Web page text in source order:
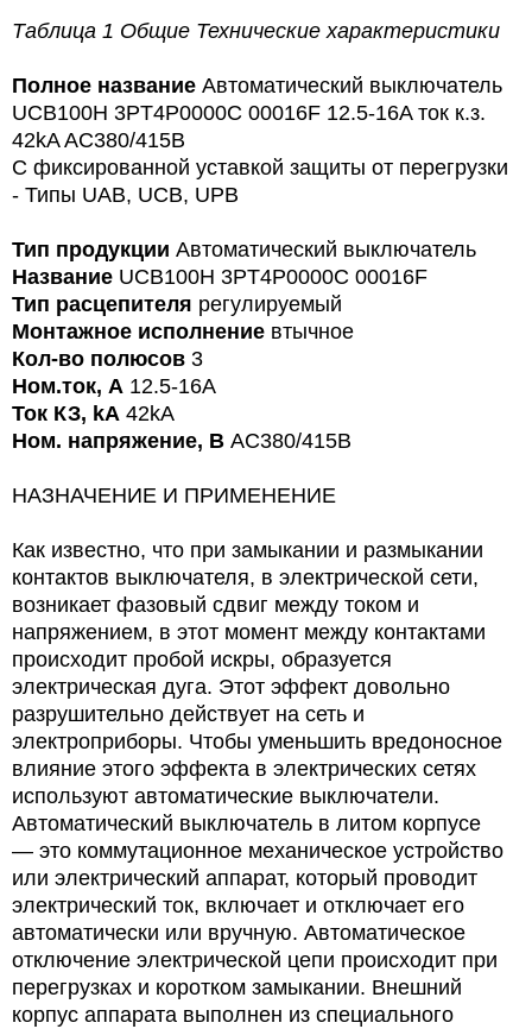
Таблица 1 Общие Технические характеристики
Полное название Автоматический выключатель
UCB100H 3PT4P0000C 00016F 12.5-16A ток к.з.
42kA AC380/415В
С фиксированной уставкой защиты от перегрузки
- Типы UAB, UCB, UPB
Тип продукции Автоматический выключатель
Название UCB100H 3PT4P0000C 00016F
Тип расцепителя регулируемый
Монтажное исполнение втычное
Кол-во полюсов 3
Ном.ток, А 12.5-16A
Ток КЗ, kA 42kA
Ном. напряжение, В AC380/415В
НАЗНАЧЕНИЕ И ПРИМЕНЕНИЕ
Как известно, что при замыкании и размыкании
контактов выключателя, в электрической сети,
возникает фазовый сдвиг между током и
напряжением, в этот момент между контактами
происходит пробой искры, образуется
электрическая дуга. Этот эффект довольно
разрушительно действует на сеть и
электроприборы. Чтобы уменьшить вредоносное
влияние этого эффекта в электрических сетях
используют автоматические выключатели.
Автоматический выключатель в литом корпусе
— это коммутационное механическое устройство
или электрический аппарат, который проводит
электрический ток, включает и отключает его
автоматически или вручную. Автоматическое
отключение электрической цепи происходит при
перегрузках и коротком замыкании. Внешний
корпус аппарата выполнен из специального